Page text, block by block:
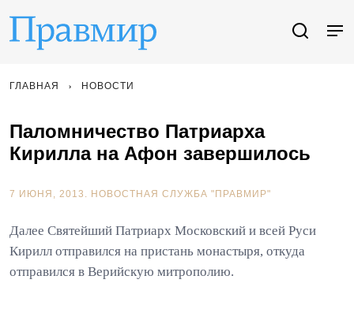
ГЛАВНАЯ НОВОСТИ
Паломничество Патриарха
Кирилла на Афон завершилось
7 ИЮНЯ, 2013. НОВОСТНАЯ СЛУЖБА "ПРАВМИР"
Далее Святейший Патриарх Московский и всей Руси
Кирилл отправился на пристань монастыря, откуда
отправился в Верийскую митрополию.